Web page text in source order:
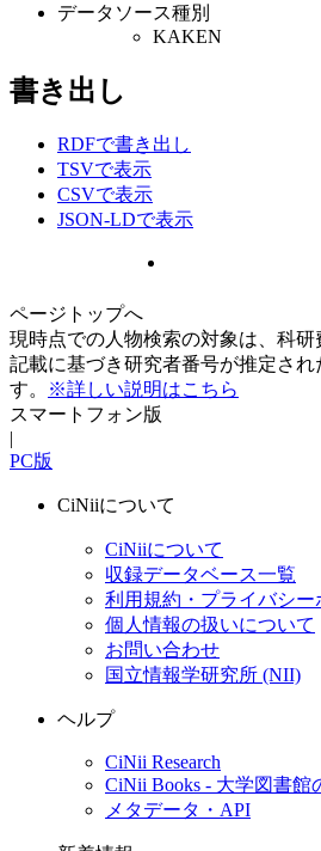
データソース種別
KAKEN
書き出し
RDFで書き出し
TSVで表示
CSVで表示
JSON-LDで表示
ページトップへ
現時点での人物検索の対象は、科研
記載に基づき研究者番号が推定さ
す。
※詳しい説明はこちら
スマートフォン版
|
PC版
CiNiiについて
CiNiiについて
収録データベース一覧
利用規約・プライバシー
個人情報の扱いについて
お問い合わせ
国立情報学研究所 (NII)
ヘルプ
CiNii Research
CiNii Books - 大学図書館
メタデータ・API